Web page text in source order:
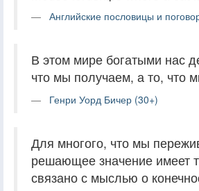
Английские пословицы и
В этом мире богатыми нас
что мы получаем, а то, что
Генри Уорд Бичер (30+)
Для многого, что мы
решающее значение имеет
связано с мыслью о